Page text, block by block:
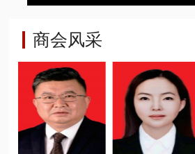
商会风采